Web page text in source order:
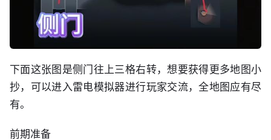
下面这张图是侧门往上三格右转，想要获得更多地图小
抄，可以进入雷电模拟器进行玩家交流，全地图应有尽
有。
前期准备